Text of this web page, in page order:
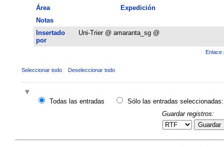
Área
Expedición
Notas
Insertado
por
Uni-Trier @ amaranta_sg @
Enlace
Seleccionar todo Deseleccionar todo
Todas las entradas
Sólo las entradas seleccionadas:
Guardar registros:
Guardar